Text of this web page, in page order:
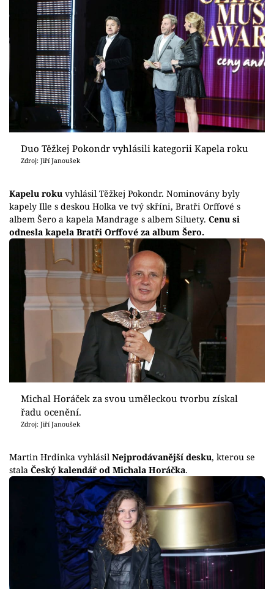
Duo Těžkej Pokondr vyhlásili kategorii Kapela roku
Zdroj: Jiří Janoušek
Kapelu roku vyhlásil Těžkej Pokondr. Nominovány byly
kapely Ille s deskou Holka ve tvý skříni, Bratři Orffové s
albem Šero a kapela Mandrage s albem Siluety. Cenu si
odnesla kapela Bratři Orffové za album Šero.
Michal Horáček za svou uměleckou tvorbu získal
řadu ocenění.
Zdroj: Jiří Janoušek
Martin Hrdinka vyhlásilNejprodávanější desku, kterou se
stala Český kalendář od Michala Horáčka.